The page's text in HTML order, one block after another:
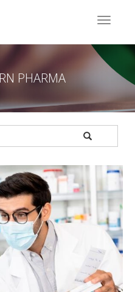
PHARMA
APPLY